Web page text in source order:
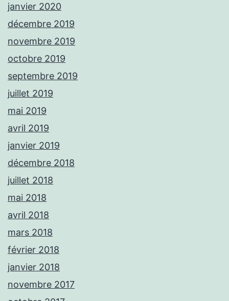
janvier 2020
décembre 2019
novembre 2019
octobre 2019
septembre 2019
juillet 2019
mai 2019
avril 2019
janvier 2019
décembre 2018
juillet 2018
mai 2018
avril 2018
mars 2018
février 2018
janvier 2018
novembre 2017